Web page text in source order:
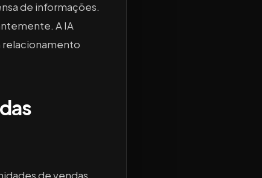
de informações.
A IA
relacionamento
de vendas.